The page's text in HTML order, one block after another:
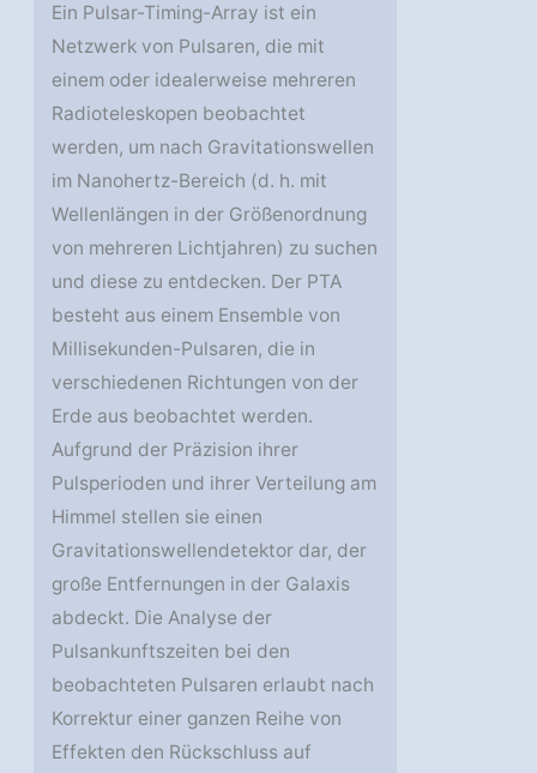
Ein Pulsar-Timing-Array ist ein
Netzwerk von Pulsaren, die mit
einem oder idealerweise mehreren
Radioteleskopen beobachtet
werden, um nach Gravitationswellen
im Nanohertz-Bereich (d. h. mit
Wellenlängen in der Größenordnung
von mehreren Lichtjahren) zu suchen
und diese zu entdecken. Der PTA
besteht aus einem Ensemble von
Millisekunden-Pulsaren, die in
verschiedenen Richtungen von der
Erde aus beobachtet werden.
Aufgrund der Präzision ihrer
Pulsperioden und ihrer Verteilung am
Himmel stellen sie einen
Gravitationswellendetektor dar, der
große Entfernungen in der Galaxis
abdeckt. Die Analyse der
Pulsankunftszeiten bei den
beobachteten Pulsaren erlaubt nach
Korrektur einer ganzen Reihe von
Effekten den Rückschluss auf